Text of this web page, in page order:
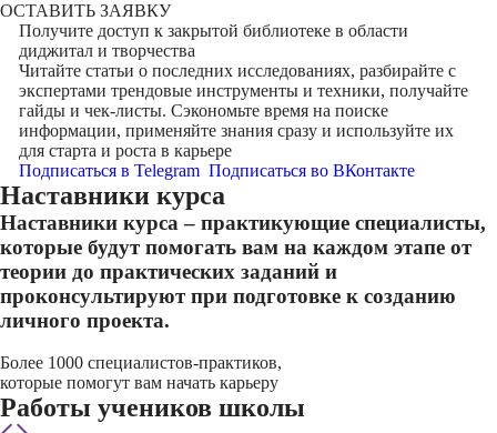
ОСТАВИТЬ ЗАЯВКУ
Получите доступ к закрытой библиотекев области
диджитал и творчества
Читайте статьи о последних исследованиях, разбирайте с
экспертами трендовые инструменты и техники, получайте
гайды и чек-листы. Сэкономьте время на поиске
информации, применяйте знания сразу и используйте их
для старта и роста в карьере
Подписаться в Telegram Подписаться во ВКонтакте
Наставники курса
Наставники курса – практикующие специалисты,
которые будут помогать вам на каждом этапе от
теории до практических заданий и
проконсультируют при подготовке к созданию
личного проекта.
Более 1000 специалистов-практиков,
которые помогут вам начать карьеру
Работы учеников школы